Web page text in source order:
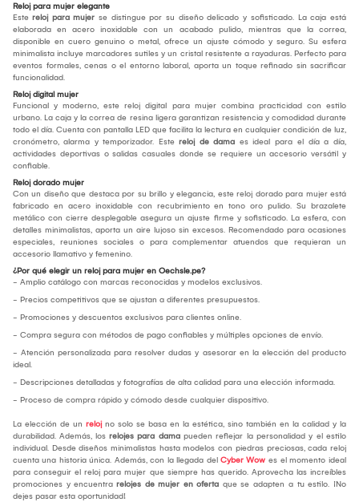
Reloj para mujer elegante
Este reloj para mujer se distingue por su diseño delicado y sofisticado. La caja está
elaborada en acero inoxidable con un acabado pulido, mientras que la correa,
disponible en cuero genuino o metal, ofrece un ajuste cómodo y seguro. Su esfera
minimalista incluye marcadores sutiles y un cristal resistente a rayaduras. Perfecto para
eventos formales, cenas o el entorno laboral, aporta un toque refinado sin sacrificar
funcionalidad.
Reloj digital mujer
Funcional y moderno, este reloj digital para mujer combina practicidad con estilo
urbano. La caja y la correa de resina ligera garantizan resistencia y comodidad durante
todo el día. Cuenta con pantalla LED que facilita la lectura en cualquier condición de luz,
cronómetro, alarma y temporizador. Este reloj de dama es ideal para el día a día,
actividades deportivas o salidas casuales donde se requiere un accesorio versátil y
confiable.
Reloj dorado mujer
Con un diseño que destaca por su brillo y elegancia, este reloj dorado para mujer está
fabricado en acero inoxidable con recubrimiento en tono oro pulido. Su brazalete
metálico con cierre desplegable asegura un ajuste firme y sofisticado. La esfera, con
detalles minimalistas, aporta un aire lujoso sin excesos. Recomendado para ocasiones
especiales, reuniones sociales o para complementar atuendos que requieran un
accesorio llamativo y femenino.
¿Por qué elegir un reloj para mujer en Oechsle.pe?
- Amplio catálogo con marcas reconocidas y modelos exclusivos.
- Precios competitivos que se ajustan a diferentes presupuestos.
- Promociones y descuentos exclusivos para clientes online.
- Compra segura con métodos de pago confiables y múltiples opciones de envío.
- Atención personalizada para resolver dudas y asesorar en la elección del producto
ideal.
- Descripciones detalladas y fotografías de alta calidad para una elección informada.
- Proceso de compra rápido y cómodo desde cualquier dispositivo.
La elección de un relojno solo se basa en la estética, sino también en la calidad y la
durabilidad. Además, los relojes para dama pueden reflejar la personalidad y el estilo
individual. Desde diseños minimalistas hasta modelos con piedras preciosas, cada reloj
cuenta una historia única. Además, con la llegada del Cyber Wow es el momento ideal
para conseguir el reloj para mujer que siempre has querido. Aprovecha las increíbles
promociones y encuentra relojes de mujer en oferta que se adapten a tu estilo. ¡No
dejes pasar esta oportunidad!